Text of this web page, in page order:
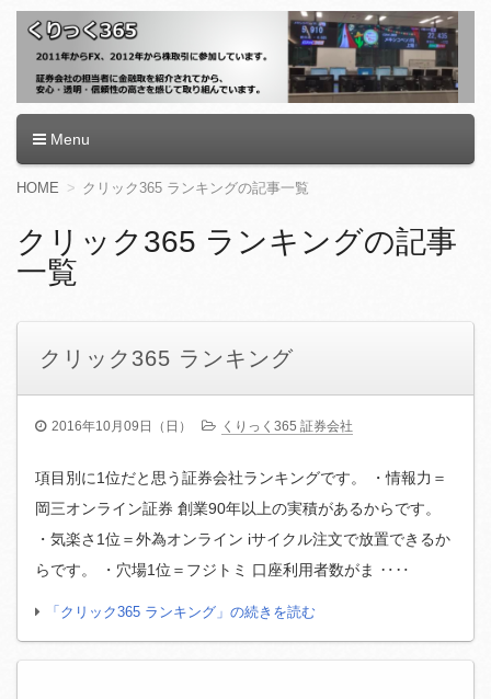
くりっく365
Menu
コ
ン
ツ
へ
HOME クリック365 ランキングの記事一覧
クリック365 ランキングの記事
一覧
クリック365 ランキング
2016年10月09日（日） くりっく365 証券会社
項目別に1位だと思う証券会社ランキングです。 ・情報力＝
岡三オンライン証券 創業90年以上の実積があるからです。
・気楽さ1位＝外為オンライン iサイクル注文で放置できるか
らです。 ・穴場1位＝フジトミ 口座利用者数がま ‥‥
「クリック365 ランキング」の続きを読む